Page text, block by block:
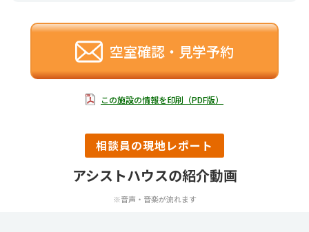
空室確認・見学予約
この施設の情報を印刷（PDF版）
相談員の現地レポート
アシストハウスの紹介動画
※音声・音楽が流れます